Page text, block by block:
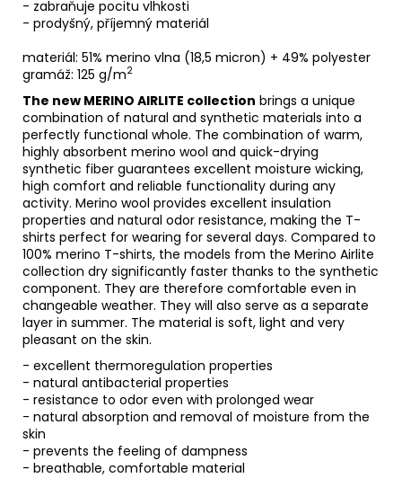
- zabraňuje pocitu vlhkosti
- prodyšný, příjemný materiál
materiál: 51% merino vlna (18,5 micron) + 49% polyester
gramáž: 125 g/m2
The new MERINO AIRLITE collection brings a unique
combination of natural and synthetic materials into a
perfectly functional whole. The combination of warm,
highly absorbent merino wool and quick-drying
synthetic fiber guarantees excellent moisture wicking,
high comfort and reliable functionality during any
activity. Merino wool provides excellent insulation
properties and natural odor resistance, making the T-
shirts perfect for wearing for several days. Compared to
100% merino T-shirts, the models from the Merino Airlite
collection dry significantly faster thanks to the synthetic
component. They are therefore comfortable even in
changeable weather. They will also serve as a separate
layer in summer. The material is soft, light and very
pleasant on the skin.
- excellent thermoregulation properties
- natural antibacterial properties
- resistance to odor even with prolonged wear
- natural absorption and removal of moisture from the
skin
- prevents the feeling of dampness
- breathable, comfortable material